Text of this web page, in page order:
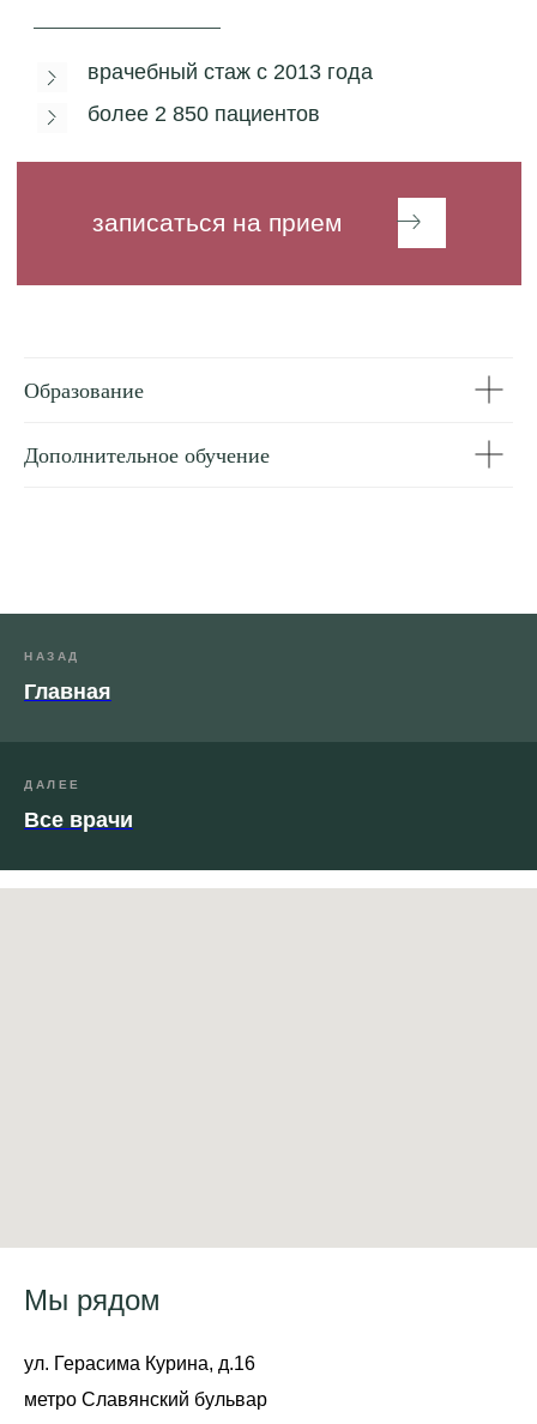
Образование
Дополнительное обучение
НАЗАД
Главная
ДАЛЕЕ
Все врачи
Мы рядом
ул. Герасима Курина, д.16
метро Славянский бульвар